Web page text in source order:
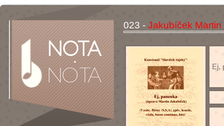
023 - Jakubíček Martin
Ej,